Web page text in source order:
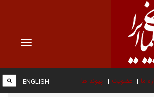
Toggle
ما عضویت پیوند ها ENGLISH